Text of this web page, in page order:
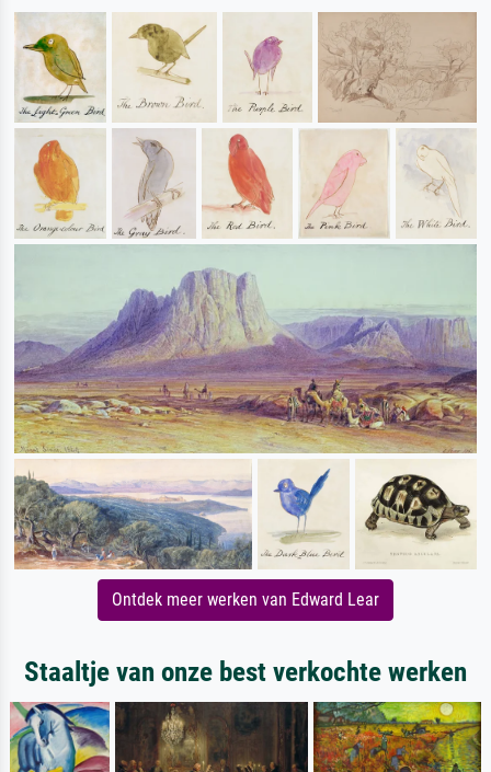
Ontdek meer werken van Edward Lear
Staaltje van onze best verkochte werken